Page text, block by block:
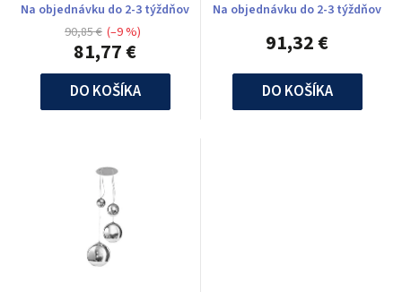
Na objednávku do 2-3 týždňov
81,77 €
90,85 € (–9 %)
DO KOŠÍKA
Na objednávku do 2-3 týždňov
91,32 €
DO KOŠÍKA